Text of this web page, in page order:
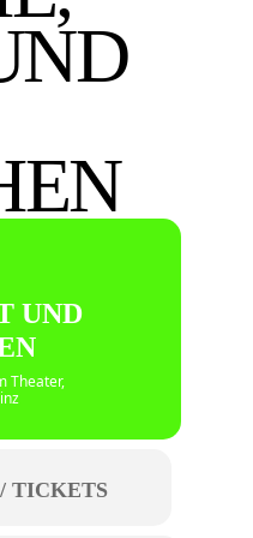
UND
Theater,
TICKETS